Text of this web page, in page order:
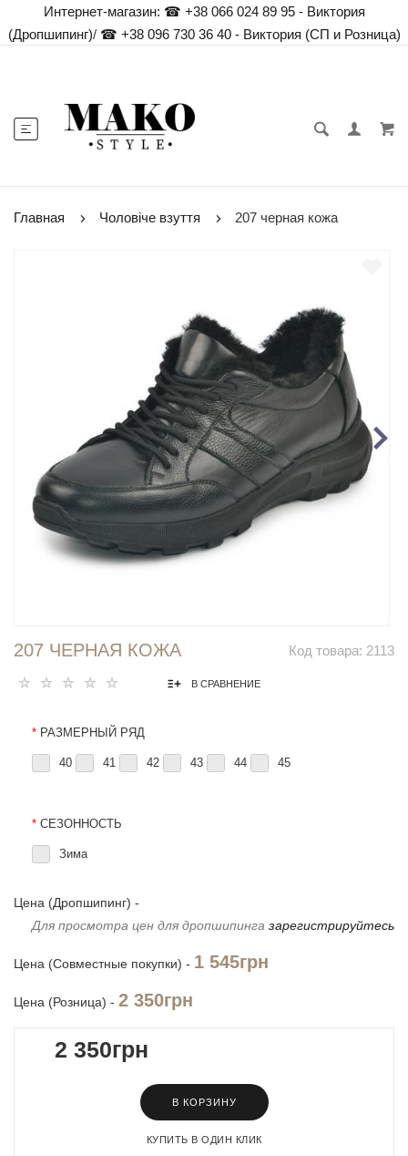
Интернет-магазин: ☎ +38 066 024 89 95 - Виктория
(Дропшипинг)/☎ +38 096 730 36 40 - Виктория (СП и Розница)
Главная Чоловіче взуття 207 черная кожа
Код товара: 2113
207 ЧЕРНАЯ КОЖА
В СРАВНЕНИЕ
* РАЗМЕРНЫЙ РЯД
40 41 42 43 44 45
* СЕЗОННОСТЬ
Зима
Цена (Дропшипинг) -
Для просмотра цен для дропшипинга зарегистрируйтесь
Цена (Совместные покупки) - 1 545грн
Цена (Розница) - 2 350грн
2 350грн
В КОРЗИНУ
КУПИТЬ В ОДИН КЛИК